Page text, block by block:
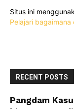
Situs ini
Pelajari
RECENT POSTS
Pangdam